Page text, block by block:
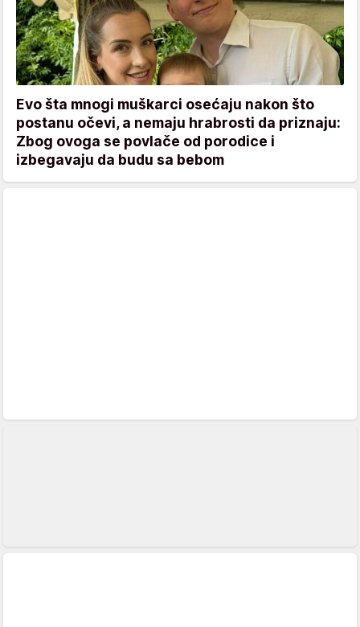
Evo šta mnogi muškarci osećaju nakon što
postanu očevi, a nemaju hrabrosti da priznaju:
Zbog ovoga se povlače od porodice i
izbegavaju da budu sa bebom